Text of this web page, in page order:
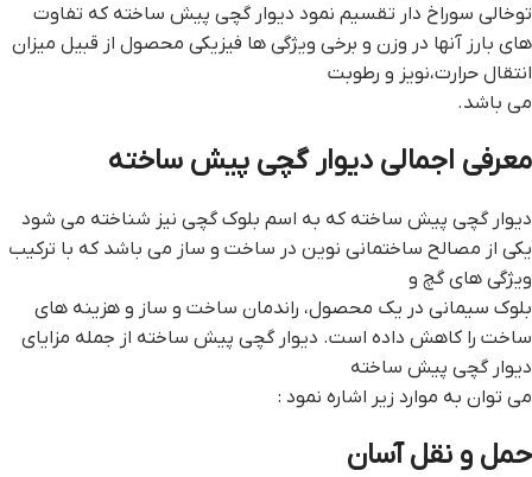
توخالی سوراخ دار تقسیم نمود ديوار گچي پيش ساخته که تفاوت
های بارز آنها در وزن و برخی ویژگی ها فیزیکی محصول از قبیل میزان
انتقال حرارت،نویز و رطوبت
می باشد.
معرفی اجمالی دیوار گچی پیش ساخته
دیوار گچی پیش ساخته که به اسم بلوک گچی نیز شناخته می شود
یکی از مصالح ساختمانی نوین در ساخت و ساز می باشد که با ترکیب
ویژگی های گچ و
بلوک سیمانی در یک محصول، راندمان ساخت و ساز و هزینه های
ساخت را کاهش داده است. ديوار گچي پيش ساخته از جمله مزایای
دیوار گچی پیش ساخته
می توان به موارد زیر اشاره نمود :
حمل و نقل آسان